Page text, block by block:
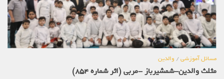
مسائل آموزشی/والدین
مثلث والدین-شمشیرباز -مربی (اثر شماره 854)